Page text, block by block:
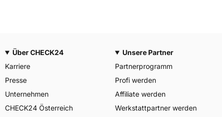
Über CHECK24
Karriere
Presse
Unternehmen
CHECK24 Österreich
Unsere Partner
Partnerprogramm
Profi werden
Affiliate werden
Werkstattpartner werden